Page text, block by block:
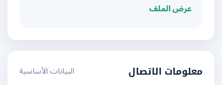
عرض الملف
معلومات الاتصال
البيانات الأساسية